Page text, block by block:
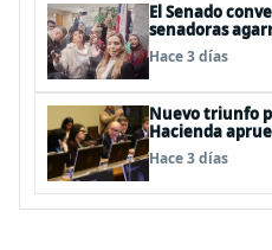
El Senado
senadoras
Hace 3 días
Nuevo triunfo
Hacienda
Megarreforma
Hace 3 días